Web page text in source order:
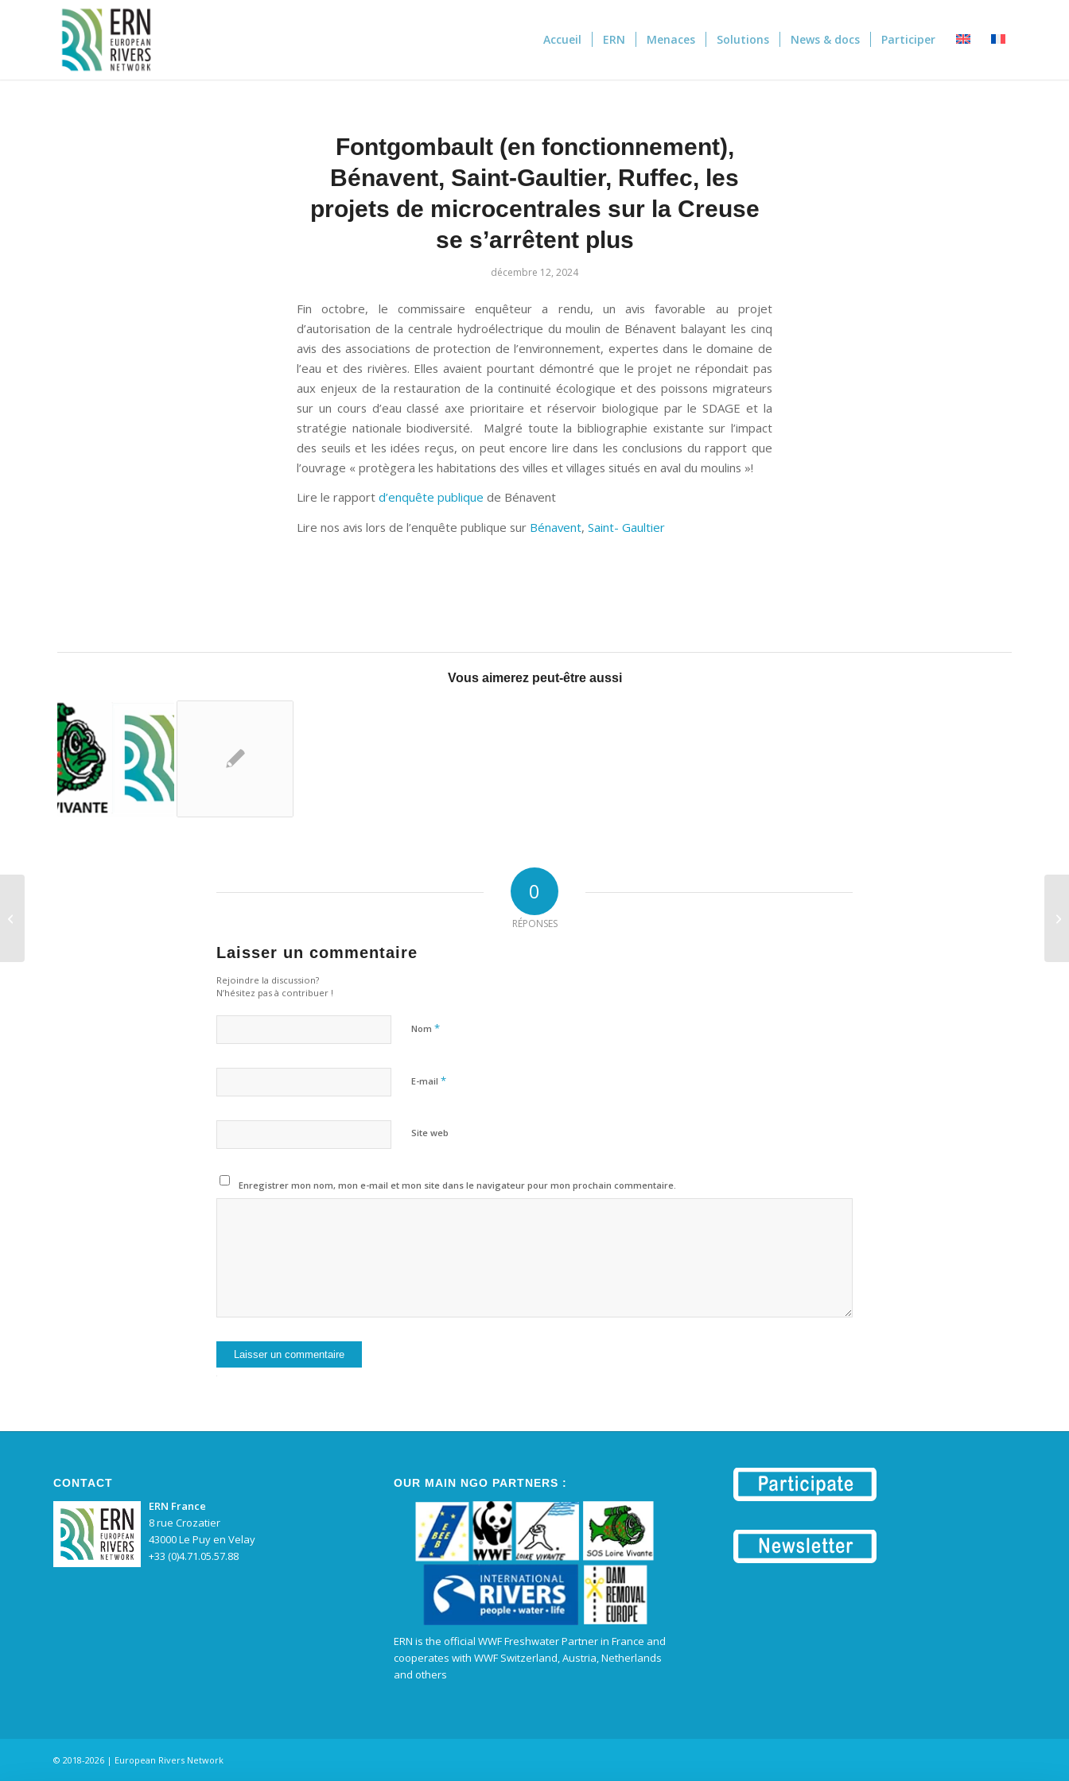
Panneau de gestion des cookies
Accueil ERN Menaces Solutions News & docs Participer
Fontgombault (en fonctionnement),
Bénavent, Saint-Gaultier, Ruffec, les
projets de microcentrales sur la Creuse
se s’arrêtent plus
décembre 12, 2024
Fin octobre, le commissaire enquêteur a rendu, un avis favorable au projet
d’autorisation de la centrale hydroélectrique du moulin de Bénavent balayant les cinq
avis des associations de protection de l’environnement, expertes dans le domaine de
l’eau et des rivières. Elles avaient pourtant démontré que le projet ne répondait pas
aux enjeux de la restauration de la continuité écologique et des poissons migrateurs
sur un cours d’eau classé axe prioritaire et réservoir biologique par le SDAGE et la
stratégie nationale biodiversité. Malgré toute la bibliographie existante sur l’impact
des seuils et les idées reçus, on peut encore lire dans les conclusions du rapport que
l’ouvrage « protègera les habitations des villes et villages situés en aval du moulins »!
Lire le rapport d’enquête publique de Bénavent
Lire nos avis lors de l’enquête publique sur Bénavent, Saint- Gaultier
Vous aimerez peut-être aussi
0
RÉPONSES
Laisser un commentaire
Rejoindre la discussion?
N’hésitez pas à contribuer !
Nom *
E-mail *
Site web
Enregistrer mon nom, mon e-mail et mon site dans le navigateur pour mon prochain commentaire.
CONTACT
ERN France
8 rue Crozatier
43000 Le Puy en Velay
+33 (0)4.71.05.57.88
OUR MAIN NGO PARTNERS :
ERN is the official WWF Freshwater Partner in France and
cooperates with WWF Switzerland, Austria, Netherlands
and others
© 2018-2026 | European Rivers Network